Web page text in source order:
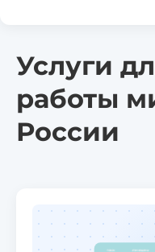
Услуги
работы
России